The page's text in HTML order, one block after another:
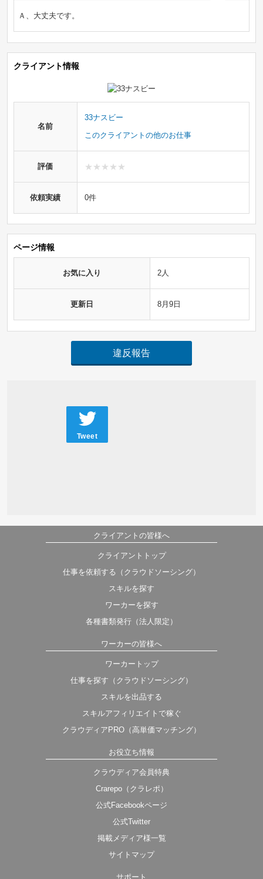
Ａ、大丈夫です。
クライアント情報
名前
33ナスビー
このクライアントの他のお仕事
評価
依頼実績 0件
ページ情報
お気に入り 2人
更新日 8月9日
違反報告
Tweet
クライアントの皆様へ
クライアントトップ
仕事を依頼する（クラウドソーシング）
スキルを探す
ワーカーを探す
各種書類発行（法人限定）
ワーカーの皆様へ
ワーカートップ
仕事を探す（クラウドソーシング）
スキルを出品する
スキルアフィリエイトで稼ぐ
クラウディアPRO（高単価マッチング）
お役立ち情報
クラウディア会員特典
Crarepo（クラレポ）
公式Facebookページ
公式Twitter
掲載メディア様一覧
サイトマップ
サポート